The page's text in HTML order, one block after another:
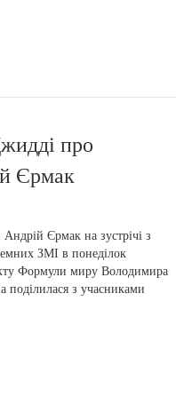
про
Єрмак
Єрмак на зустрічі з
ЗМІ в понеділок
Формули миру Володимира
поділилася з учасниками